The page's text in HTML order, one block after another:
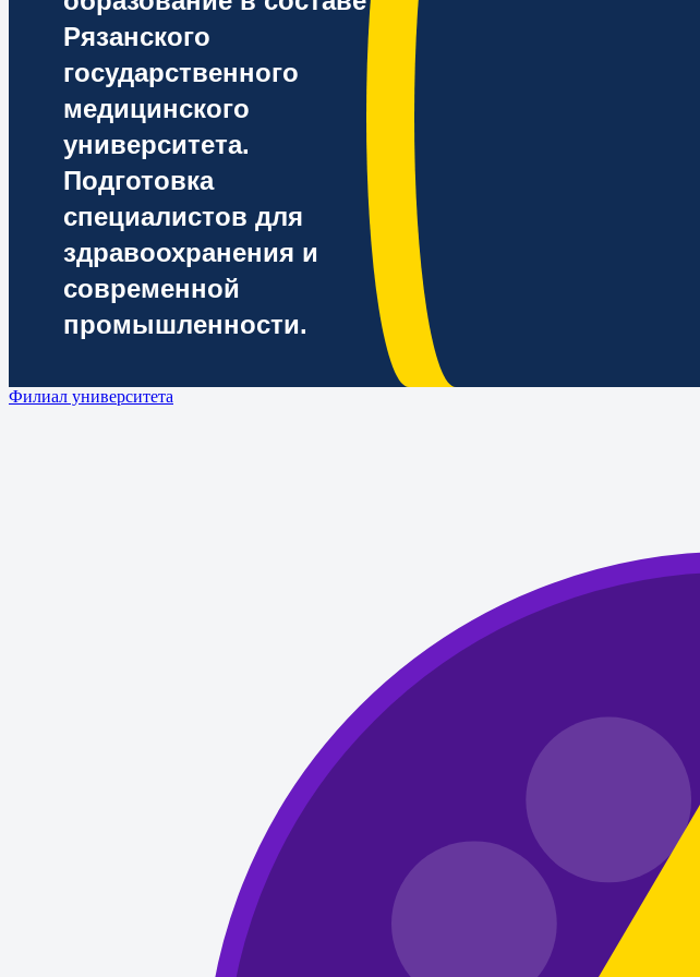
Рязанского
государственного
медицинского
университета.
Подготовка
специалистов для
здравоохранения и
современной
промышленности.
Филиал университета